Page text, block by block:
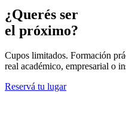
¿Querés ser
el próximo?
Cupos limitados. Formación
real académico, empresarial o
Reservá tu lugar